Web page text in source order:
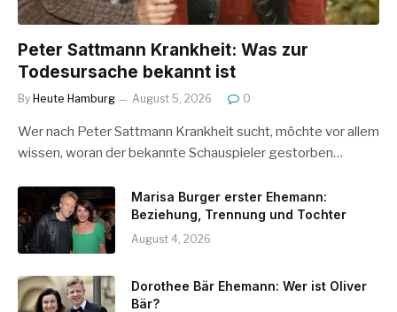
Peter Sattmann Krankheit: Was zur
Todesursache bekannt ist
By Heute Hamburg August 5, 2026 0
Wer nach Peter Sattmann Krankheit sucht, möchte vor allem
wissen, woran der bekannte Schauspieler gestorben…
Marisa Burger erster Ehemann:
Beziehung, Trennung und Tochter
August 4, 2026
Dorothee Bär Ehemann: Wer ist Oliver
Bär?